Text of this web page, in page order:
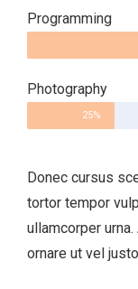
Programming
Photography
25%
Donec cursus
tortor tempor
ullamcorper
ornare ut vel